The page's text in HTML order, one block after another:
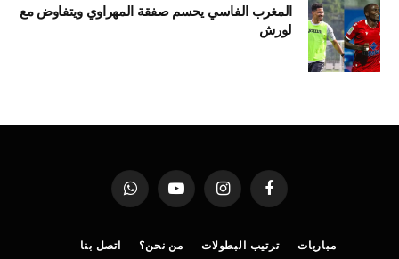
المغرب الفاسي يحسم صفقة المهراوي ويتفاوض مع
لورش
فيسبوك الانستغراميوتيوب واتساب
مباريات ترتيب البطولات من نحن؟ اتصل بنا